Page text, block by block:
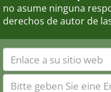
no asume ninguna
derechos de autor de